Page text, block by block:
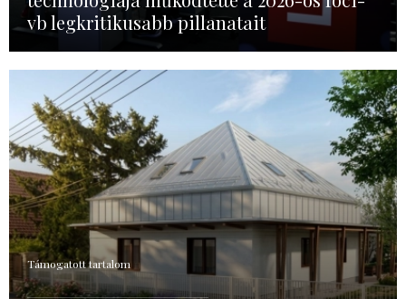
vb legkritikusabb pillanatait
Támogatott tartalom